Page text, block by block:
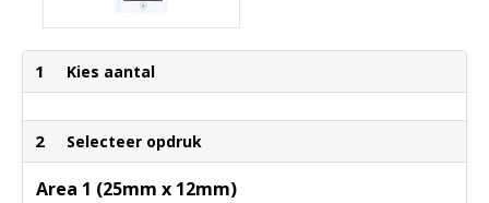
1 Kies aantal
2 Selecteer opdruk
Area 1 (25mm x 12mm)